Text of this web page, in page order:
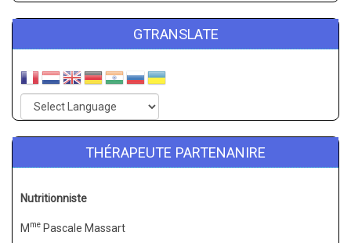
GTRANSLATE
THÉRAPEUTE PARTENANIRE
Nutritionniste
M me Pascale Massart